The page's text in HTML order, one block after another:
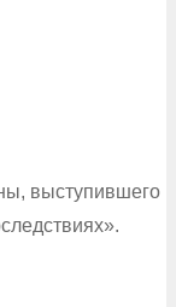
выступившего